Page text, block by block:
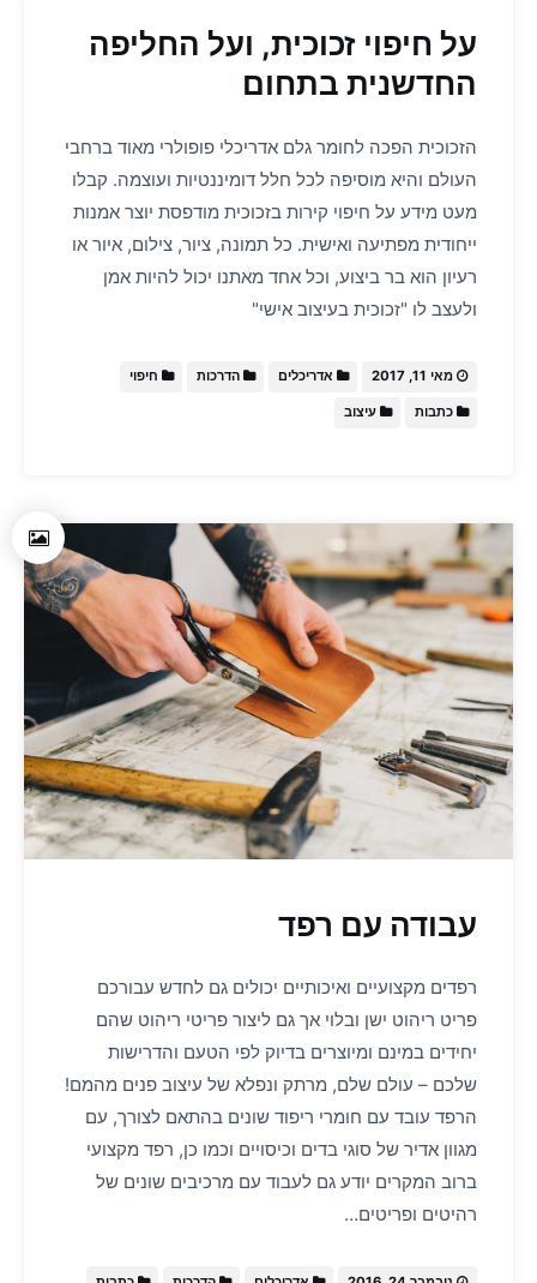
על חיפוי זכוכית, ועל החליפה
החדשנית בתחום
הזכוכית הפכה לחומר גלם אדריכלי פופולרי מאוד ברחבי
העולם והיא מוסיפה לכל חלל דומיננטיות ועוצמה. קבלו
מעט מידע על חיפוי קירות בזכוכית מודפסת יוצר אמנות
ייחודית מפתיעה ואישית. כל תמונה, ציור, צילום, איור או
רעיון הוא בר ביצוע, וכל אחד מאתנו יכול להיות אמן
ולעצב לו "זכוכית בעיצוב אישי"
מאי 11, 2017 אדריכלים הדרכות חיפוי
כתבות עיצוב
עבודה עם רפד
רפדים מקצועיים ואיכותיים יכולים גם לחדש עבורכם
פריט ריהוט ישן ובלוי אך גם ליצור פריטי ריהוט שהם
יחידים במינם ומיוצרים בדיוק לפי הטעם והדרישות
שלכם – עולם שלם, מרתק ונפלא של עיצוב פנים מהמם!
הרפד עובד עם חומרי ריפוד שונים בהתאם לצורך, עם
מגוון אדיר של סוגי בדים וכיסויים וכמו כן, רפד מקצועי
ברוב המקרים יודע גם לעבוד עם מרכיבים שונים של
רהיטים ופריטים…